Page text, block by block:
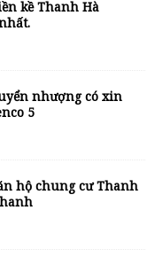
kề Thanh Hà
nhượng có xin
5
hộ chung cư Thanh